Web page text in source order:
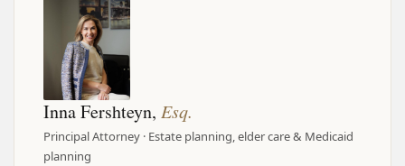
Inna Fershteyn, Esq.
Principal Attorney · Estate planning, elder care & Medicaid
planning